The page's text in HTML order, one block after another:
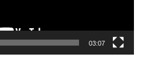
03:07